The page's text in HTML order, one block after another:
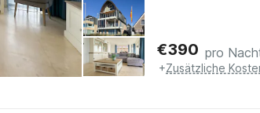
€390 pro
+Zusätzliche